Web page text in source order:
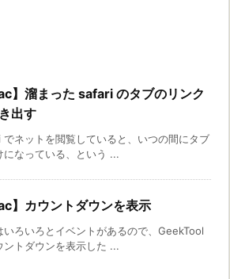
】溜まった safari のタブのリンク
出す
でネットを閲覧していると、いつの間にタブ
になっている、という ...
】カウントダウンを表示
いろいろとイベントがあるので、GeekTool
ントダウンを表示した ...